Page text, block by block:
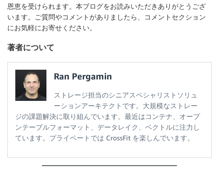
恩恵を受けられます。本ブログをお読みいただきありがとうござ
います。ご質問やコメントがありましたら、コメントセクション
にお気軽にお寄せください。
著者について
Ran Pergamin
ストレージ担当のシニアスペシャリストソリュ
ーションアーキテクトです。大規模なストレー
ジの課題解決に取り組んでいます。最近はコンテナ、オープ
ンテーブルフォーマット、データレイク、ベクトルに注力し
ています。プライベートでは CrossFit を楽しんでいます。